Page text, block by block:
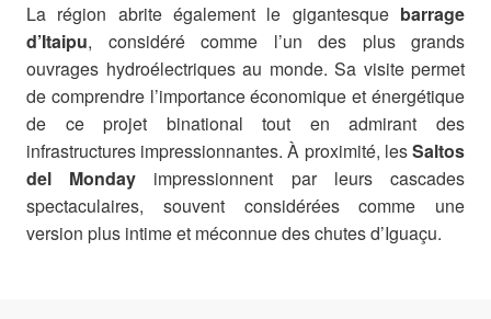
La région abrite également le gigantesquebarrage
d’Itaipu, considéré comme l’un des plus grands
ouvrages hydroélectriques au monde. Sa visite permet
de comprendre l’importance économique et énergétique
de ce projet binational tout en admirant des
infrastructures impressionnantes. À proximité, lesSaltos
del Monday impressionnent par leurs cascades
spectaculaires, souvent considérées comme une
version plus intime et méconnue des chutes d’Iguaçu.